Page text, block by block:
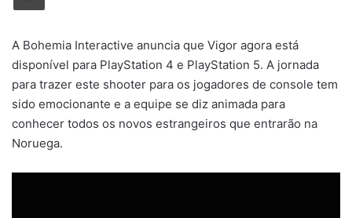
A Bohemia Interactive anuncia que Vigor agora está
disponível para PlayStation 4 e PlayStation 5. A jornada
para trazer este shooter para os jogadores de console tem
sido emocionante e a equipe se diz animada para
conhecer todos os novos estrangeiros que entrarão na
Noruega.